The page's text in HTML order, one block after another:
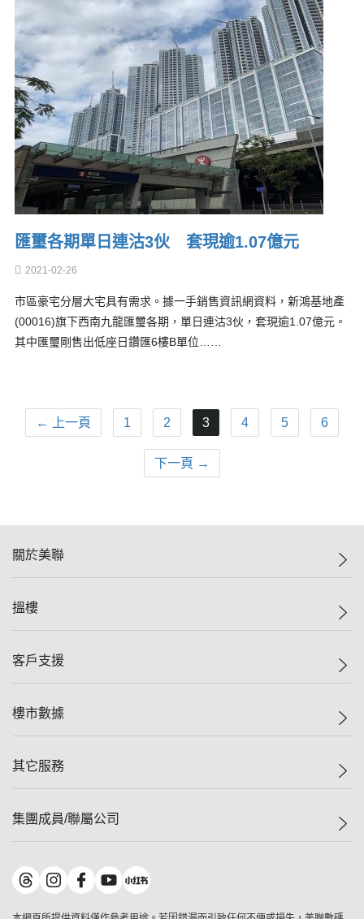
匯璽各期單日連沽3伙 套現逾1.07億元
2021-02-26
市區豪宅分層大宅具有需求。據一手銷售資訊網資料，新鴻基地產
(00016)旗下西南九龍匯璽各期，單日連沽3伙，套現逾1.07億元。
其中匯璽剛售出低座日鑽匯6樓B單位……
← 上一頁 1 2 3 4 5 6
下一頁 →
關於美聯
美聯集團
人才招募
搵樓
一手新盤
減價
美聯豪宅
獨家樓盤
租盤
客戶支援
自助放盤
查詢熱線
按揭計算機
負擔能力計算機
轉按計算機
繳款方式
樓市數據
樓價指數
歷史成交
屋苑成交排行榜
地區百科
其它服務
屋苑專頁
美聯精英會
集團成員/聯屬公司
美聯物業
鋑聯控股*
美聯工商舖*